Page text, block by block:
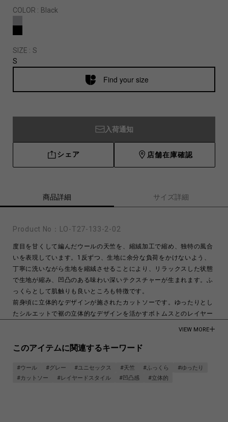
COLOR : Black
SIZE : S
S
Find your size
入荷通知
シェア 店舗在庫確認
商品詳細 サイズ詳細
Product No： LO-T27-133-2-02
度目を甘くして編んだウールの天竺を、縮絨加工で縮め、独特の風合
いを表現しています。1反ずつ、生地に余分な負荷をかけないよう、
丁寧に洗いながら生地を縮絨させることにより、リラックスした状態
で生地が縮み、凹凸のある味わい深いテクスチャーが生まれます。ふ
っくらとして肌触りも良いところも特徴です。
前身頃に立体的なデザインが施されたカットソーです。ゆったりとし
たシルエットで裾の立体的なデザインを活かすボトムスとのレイヤー
Wool 100%
Made in Japan
VIEW MORE
このアイテムに関連するキーワード
#ウール #グレー #ユニセックス #天竺 #ふっくら
#ゆったり
#カットソー
#レイヤードスタイル #凹凸感 #立体的